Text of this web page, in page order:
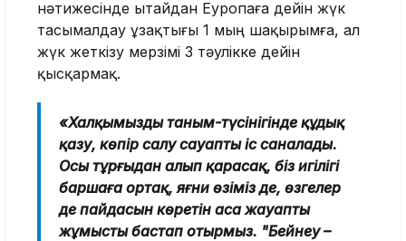
нәтижесінде Қытайдан Еуропаға дейін жүк
тасымалдау ұзақтығы 1 мың шақырымға, ал
жүк жеткізу мерзімі 3 тәулікке дейін
қысқармақ.
«Халқымыздың таным-түсінігінде құдық
қазу, көпір салу сауапты іс саналады.
Осы тұрғыдан алып қарасақ, біз игілігі
баршаға ортақ, яғни өзіміз де, өзгелер
де пайдасын көретін аса жауапты
жұмысты бастап отырмыз. "Бейнеу –